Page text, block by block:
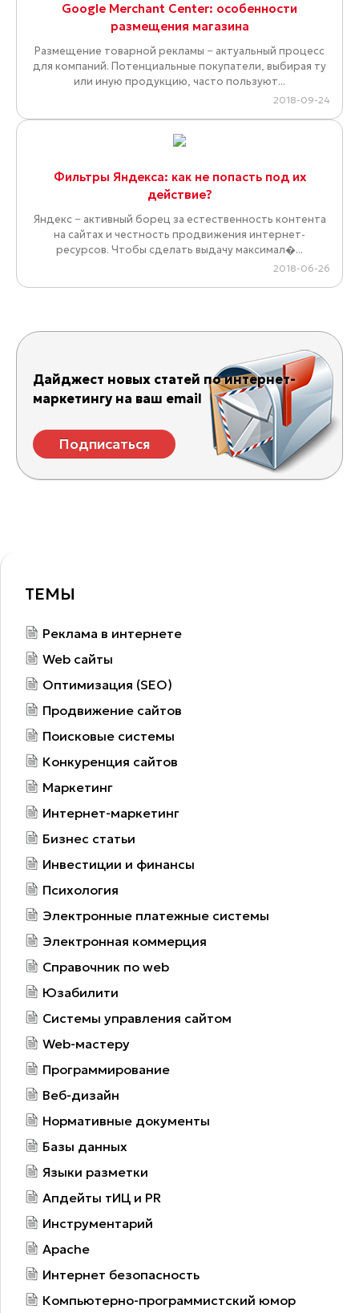
Google Merchant Center: особенности
размещения магазина
Размещение товарной рекламы − актуальный процесс
для компаний. Потенциальные покупатели, выбирая ту
или иную продукцию, часто пользуют...
2018-09-24
Фильтры Яндекса: как не попасть под их
действие?
Яндекс − активный борец за естественность контента
на сайтах и честность продвижения интернет-
ресурсов. Чтобы сделать выдачу максимал�...
2018-06-26
Дайджест новых статей по интернет-
маркетингу на ваш email
Подписаться
ТЕМЫ
Реклама в интернете
Web сайты
Оптимизация (SEO)
Продвижение сайтов
Поисковые системы
Конкуренция сайтов
Маркетинг
Интернет-маркетинг
Бизнес статьи
Инвестиции и финансы
Психология
Электронные платежные системы
Электронная коммерция
Справочник по web
Юзабилити
Системы управления сайтом
Web-мастеру
Программирование
Веб-дизайн
Нормативные документы
Базы данных
Языки разметки
Апдейты тИЦ и PR
Инструментарий
Apache
Интернет безопасность
Компьютерно-программистский юмор